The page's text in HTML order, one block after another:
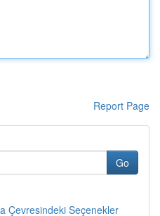
Report Page
Go
Çevresindeki Seçenekler